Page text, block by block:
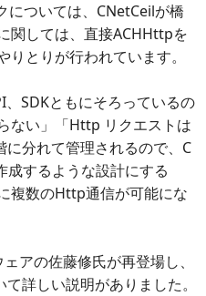
については、CNetCeilが橋
関しては、直接ACHHttpを
とりが行われています。
SDKともにそろっているの
ない」「Http リクエストは
分れて管理されるので、C
するような設計にする
複数のHttp通信が可能にな
アの佐藤修氏が再登場し、
詳しい説明がありました。